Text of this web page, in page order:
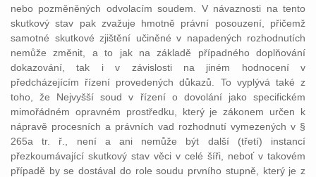
nebo pozměněných odvolacím soudem. V návaznosti na tento
skutkový stav pak zvažuje hmotně právní posouzení, přičemž
samotné skutkové zjištění učiněné v napadených rozhodnutích
nemůže změnit, a to jak na základě případného doplňování
dokazování, tak i v závislosti na jiném hodnocení v
předcházejícím řízení provedených důkazů. To vyplývá také z
toho, že Nejvyšší soud v řízení o dovolání jako specifickém
mimořádném opravném prostředku, který je zákonem určen k
nápravě procesních a právních vad rozhodnutí vymezených v §
265a tr. ř., není a ani nemůže být další (třetí) instancí
přezkoumávající skutkový stav věci v celé šíři, neboť v takovém
případě by se dostával do role soudu prvního stupně, který je z